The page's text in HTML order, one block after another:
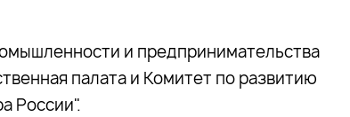
и предпринимательства
палата и Комитет по развитию
России".